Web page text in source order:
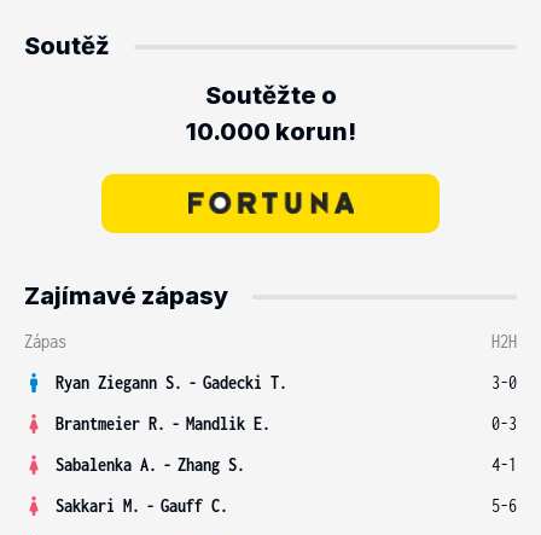
Soutěž
Soutěžte o
10.000 korun!
Zajímavé zápasy
Zápas
H2H
Ryan Ziegann S. - Gadecki T.
3-0
Brantmeier R. - Mandlik E.
0-3
Sabalenka A. - Zhang S.
4-1
Sakkari M. - Gauff C.
5-6